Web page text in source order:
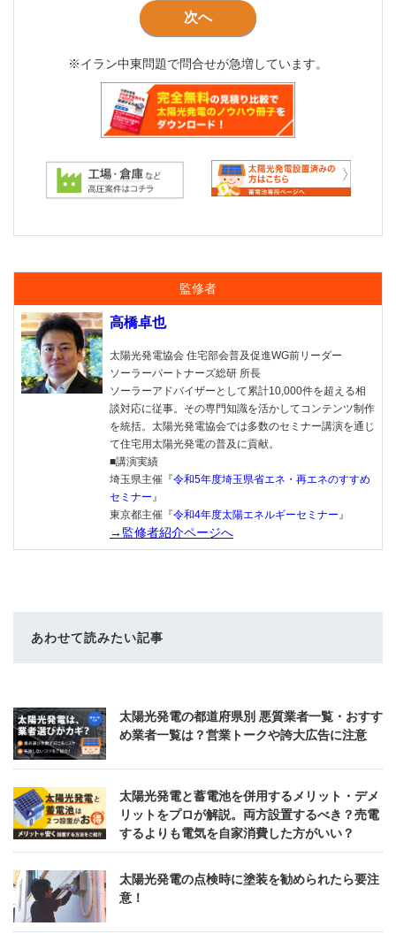
次へ
※イラン中東問題で問合せが急増しています。
監修者
高橋卓也
太陽光発電協会 住宅部会普及促進WG前リーダー
ソーラーパートナーズ総研 所長
ソーラーアドバイザーとして累計10,000件を超える相
談対応に従事。その専門知識を活かしてコンテンツ制作
を統括。太陽光発電協会では多数のセミナー講演を通じ
て住宅用太陽光発電の普及に貢献。
■講演実績
埼玉県主催『令和5年度埼玉県省エネ・再エネのすすめ
セミナー』
東京都主催『令和4年度太陽エネルギーセミナー』
→監修者紹介ページへ
あわせて読みたい記事
太陽光発電の都道府県別 悪質業者一覧・おすす
め業者一覧は？営業トークや誇大広告に注意
太陽光発電と蓄電池を併用するメリット・デメ
リットをプロが解説。両方設置するべき？売電
するよりも電気を自家消費した方がいい？
太陽光発電の点検時に塗装を勧められたら要注
意！